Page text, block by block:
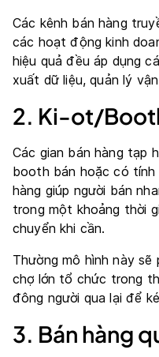
Các kênh bán hàng
các hoạt động kinh
hiệu quả đều áp dụng
xuất dữ liệu, quản lý
2. Ki-ot/
Các gian bán hàng tạp
booth bán hoặc có
hàng giúp người bán
trong một khoảng thời
chuyển khi cần.
Thường mô hình này sẽ
chợ lớn tổ chức trong
đông người qua lại để
3. Bán hàng